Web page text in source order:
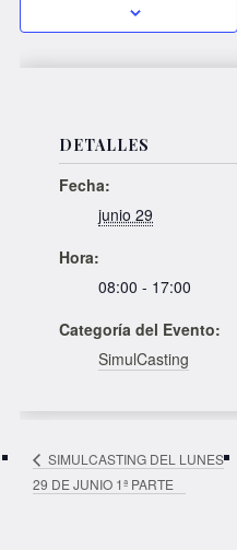
DETALLES
Fecha:
junio 29
Hora:
08:00 - 17:00
Categoría del Evento:
SimulCasting
SIMULCASTING DEL LUNES
29 DE JUNIO 1ª PARTE